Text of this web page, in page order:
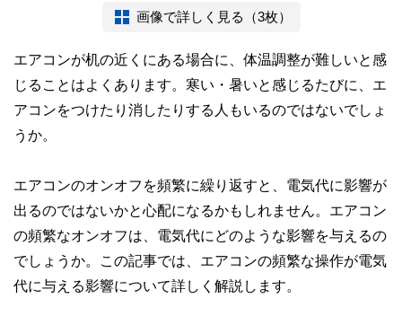
画像で詳しく見る（3枚）
エアコンが机の近くにある場合に、体温調整が難しいと感
じることはよくあります。寒い・暑いと感じるたびに、エ
アコンをつけたり消したりする人もいるのではないでしょ
うか。
エアコンのオンオフを頻繁に繰り返すと、電気代に影響が
出るのではないかと心配になるかもしれません。エアコン
の頻繁なオンオフは、電気代にどのような影響を与えるの
でしょうか。この記事では、エアコンの頻繁な操作が電気
代に与える影響について詳しく解説します。